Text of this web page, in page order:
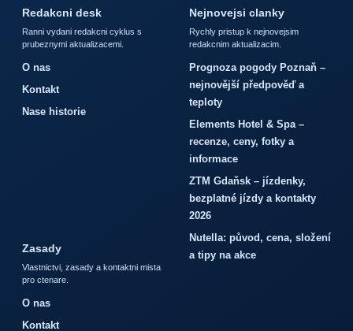
Redakcni desk
Ranni vydani redakcni cyklus s
prubeznymi aktualizacemi.
O nas
Kontakt
Nase historie
Nejnovejsi clanky
Rychly pristup k nejnovejsim
redakcnim aktualizacim.
Prognoza pogody Poznaň –
nejnovější předpověď a
teploty
Elements Hotel & Spa –
recenze, ceny, fotky a
informace
ZTM Gdaňsk – jízdenky,
bezplatné jízdy a kontakty
2026
Nutella: původ, cena, složení
a tipy na akce
Zasady
Vlastnictvi, zasady a kontaktni mista
pro ctenare.
O nas
Kontakt